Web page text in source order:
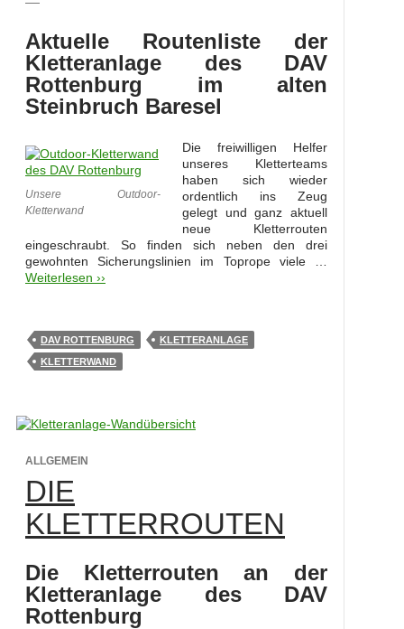
Aktuelle Routenliste der
Kletteranlage des DAV
Rottenburg im alten
Steinbruch Baresel
Unsere Outdoor-
Kletterwand
Die freiwilligen Helfer
unseres Kletterteams
haben sich wieder
ordentlich ins Zeug
gelegt und ganz aktuell
neue Kletterrouten
eingeschraubt. So finden sich neben den drei
gewohnten Sicherungslinien im Toprope viele …
Weiterlesen ››
DAV ROTTENBURG
KLETTERANLAGE
KLETTERWAND
ALLGEMEIN
DIE
KLETTERROUTEN
Die Kletterrouten an der
Kletteranlage des DAV
Rottenburg